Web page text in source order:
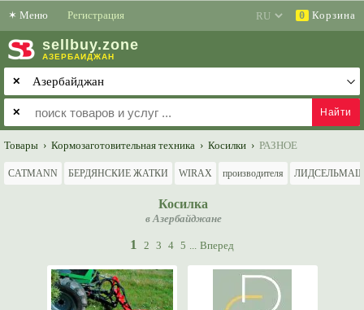
✶ Меню Регистрация 0 Корзина
sell buy.zone
АЗЕРБАЙДЖАН
✕
✕
Товары › Кормозаготовительная техника › Косилки › РАЗНОЕ
CATMANN БЕРДЯНСКИЕ ЖАТКИ WIRAX производителя ЛИДСЕЛЬМАШ
Косилка
в Азербайджане
1 2 3 4 5 ... Вперед